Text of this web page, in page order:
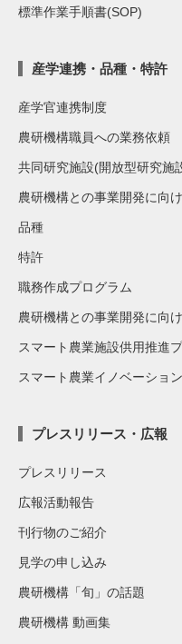
標準作業手順書(SOP)
産学連携・品種・特許
産学官連携制度
農研機構職員への業務依頼
共同研究施設(開放型研究施
農研機構との事業開発に向
品種
特許
職務作成プログラム
農研機構との事業開発に向
スマート農業施設供用推進
スマート農業イノベーショ
プレスリリース・広報
プレスリリース
広報活動報告
刊行物のご紹介
見学の申し込み
農研機構「旬」の話題
農研機構 動画集